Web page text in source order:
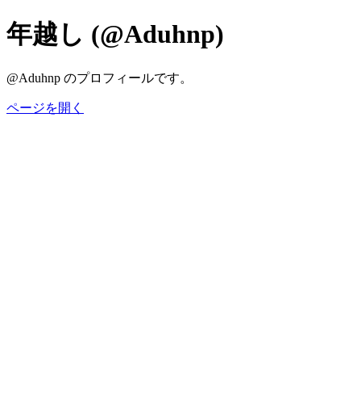
年越し (@Aduhnp)
@Aduhnp のプロフィールです。
ページを開く